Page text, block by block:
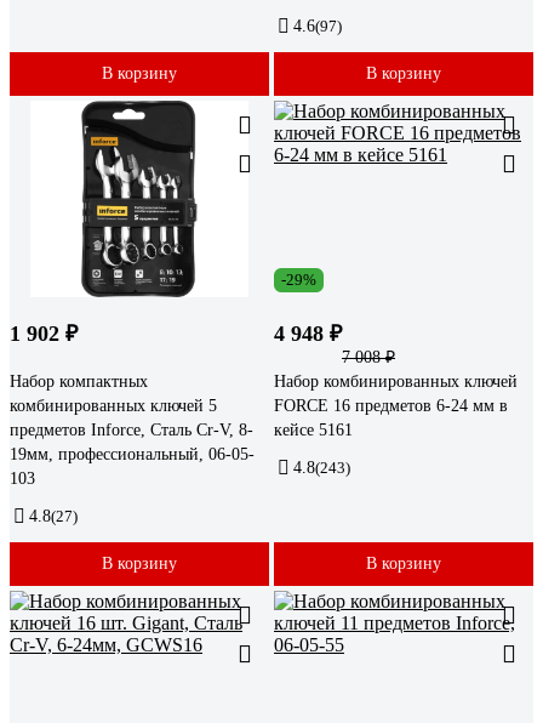
В корзину
4.6(97)
В корзину
1 902 ₽
Набор компактных
комбинированных ключей 5
предметов Inforce, Сталь Cr-V, 8-
19мм, профессиональный, 06-05-
103
4.8(27)
В корзину
-29%
4 948 ₽
7 008 ₽
Набор комбинированных ключей
FORCE 16 предметов 6-24 мм в
кейсе 5161
4.8(243)
В корзину